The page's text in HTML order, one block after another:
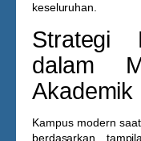
keseluruhan.
Strategi
dalam
Akademik
Kampus modern
berdasarkan